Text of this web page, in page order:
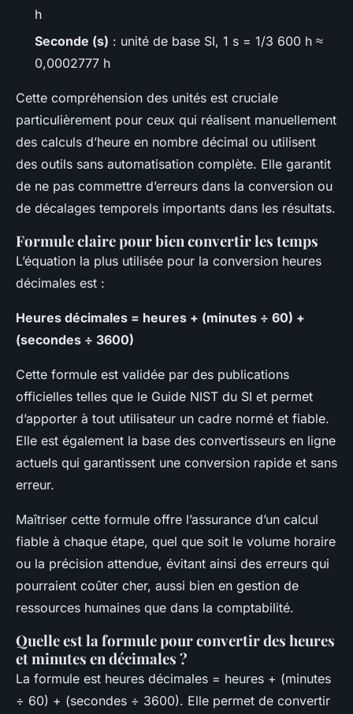
h
Seconde (s) : unité de base SI, 1 s = 1/3 600 h ≈
0,0002777 h
Cette compréhension des unités est cruciale
particulièrement pour ceux qui réalisent manuellement
des calculs d’heure en nombre décimal ou utilisent
des outils sans automatisation complète. Elle garantit
de ne pas commettre d’erreurs dans la conversion ou
de décalages temporels importants dans les résultats.
Formule claire pour bien convertir les temps
L’équation la plus utilisée pour la conversion heures
décimales est :
Heures décimales = heures + (minutes ÷ 60) +
(secondes ÷ 3600)
Cette formule est validée par des publications
officielles telles que le Guide NIST du SI et permet
d’apporter à tout utilisateur un cadre normé et fiable.
Elle est également la base des convertisseurs en ligne
actuels qui garantissent une conversion rapide et sans
erreur.
Maîtriser cette formule offre l’assurance d’un calcul
fiable à chaque étape, quel que soit le volume horaire
ou la précision attendue, évitant ainsi des erreurs qui
pourraient coûter cher, aussi bien en gestion de
ressources humaines que dans la comptabilité.
Quelle est la formule pour convertir des heures
et minutes en décimales ?
La formule est heures décimales = heures + (minutes
÷ 60) + (secondes ÷ 3600). Elle permet de convertir